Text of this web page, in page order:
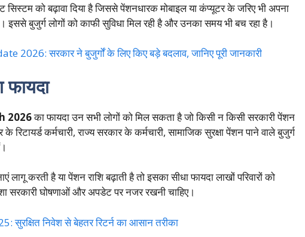
को बढ़ावा दिया है जिससे पेंशनधारक मोबाइल या कंप्यूटर के जरिए भी अपना
बुजुर्ग लोगों को काफी सुविधा मिल रही है और उनका समय भी बच रहा है।
2026: सरकार ने बुजुर्गों के लिए किए बड़े बदलाव, जानिए पूरी जानकारी
फायदा
2026का फायदा उन सभी लोगों को मिल सकता है जो किसी न किसी सरकारी पेंशन
कर्मचारी, राज्य सरकार के कर्मचारी, सामाजिक सुरक्षा पेंशन पाने वाले बुजुर्ग
करती है या पेंशन राशि बढ़ाती है तो इसका सीधा फायदा लाखों परिवारों को
सरकारी घोषणाओं और अपडेट पर नजर रखनी चाहिए।
सुरक्षित निवेश से बेहतर रिटर्न का आसान तरीका